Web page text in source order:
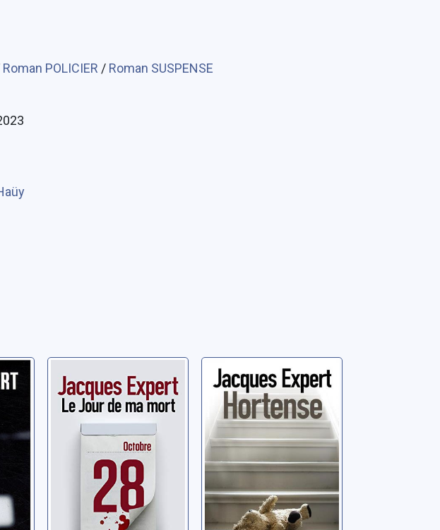
Roman POLICIER / Roman SUSPENSE
Le jour de ma
mort
Expert, Jacques
Hortense
Expert, Jacques